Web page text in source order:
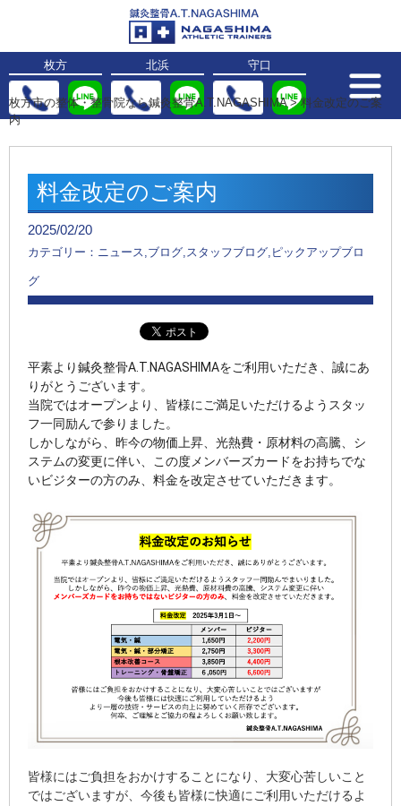
枚方 北浜 守口
枚方市の整体・整骨院なら鍼灸整骨A.T.NAGASHIMA>料金改定のご案
内
料金改定のご案内
2025/02/20
カテゴリー：ニュース,ブログ,スタッフブログ,ピックアップブロ
グ
平素より鍼灸整骨A.T.NAGASHIMAをご利用いただき、誠にあ
りがとうございます。
当院ではオープンより、皆様にご満足いただけるようスタッ
フ一同励んで参りました。
しかしながら、昨今の物価上昇、光熱費・原材料の高騰、シ
ステムの変更に伴い、この度メンバーズカードをお持ちでな
いビジターの方のみ、料金を改定させていただきます。
皆様にはご負担をおかけすることになり、大変心苦しいこと
ではございますが、今後も皆様に快適にご利用いただけるよ